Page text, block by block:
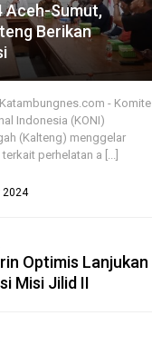
Aceh-Sumut,
Berikan
- Komite
Indonesia (KONI)
(Kalteng) menggelar
perhelatan a [...]
2024
Optimis Lanjukan
Misi Jilid II